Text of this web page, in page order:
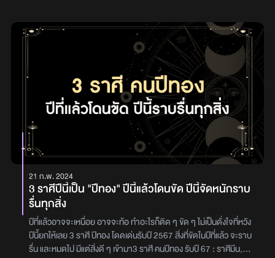
ตนเอง พอใจที่จะอยู่ไปเรื่อยๆราศีกุมภ์การลงทุน หรือ คบค้าสมาคมกับ
คนที่อายุน้อยในช่วงนี้มีเกณฑ์ที่ดีจะทำให้ท่านได้เกิดประโยชน์ ได้ชื่อเสียง
เพราะหรือได้ประโยชน์เพราะกิจการเกี่ยวข้องกับเด็กราศีมีนทำกิจการ
งานร่วมกับครอบครัวหรือรับช่วงธุรกิจการงานต่อจากครอบครัว ญาติ
พี่น้อง หน้าที่ความรับผิดชอบ ปริมาณงาน เยอะขึ้น ตามตำแหน่งงานที่
เลื่อนขึ้น
21 ก.พ. 2024
3 ราศีปีนี้เป็น "ปีทอง" ปีนี้แล้วโดนขัด ปีนี้จัดหนักราบ
รื่นทุกสิ่ง
ปีที่แล้วอาจจะเหนื่อย อาจจะท้อ ทำอะไรก็ติด ๆ ขัด ๆ ไม่เป็นดั่งใจที่หวัง
ปีนี้ยกให้เลย 3 ราศี ปีทอง โดดเด่นรับปี 2567 สิ่งที่ขัดในปีที่แล้ว จะราบ
รื่น และหมดไป มีแต่สิ่งดี ๆ เข้ามา3 ราศี คนปีทอง รับปี 67 : ราศีมีน,